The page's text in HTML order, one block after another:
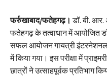
फर्रुखाबाद/फतेहगढ़। डॉ. बी.
फतेहगढ़ के तत्वाधान में आयोजित
सफल आयोजन गायत्री
में किया गया। इस परीक्षा में
छात्रों ने उत्साहपूर्वक प्रतिभाग